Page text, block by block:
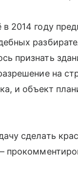
2014 году
признать
на
и объект
сделать